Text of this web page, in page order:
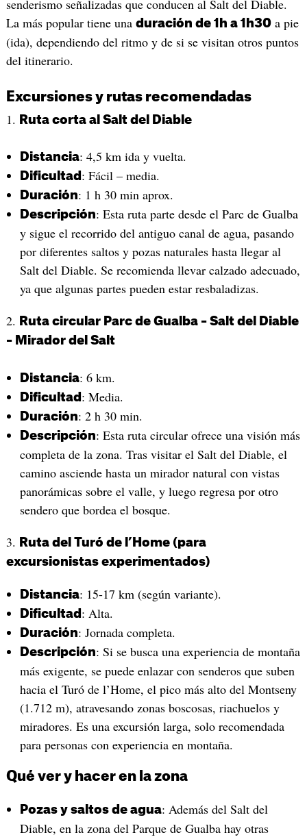
senderismo señalizadas que conducen al Salt del Diable.
La más popular tiene una duración de 1h a 1h30a pie
(ida), dependiendo del ritmo y de si se visitan otros puntos
del itinerario.
Excursiones y rutas recomendadas
1. Ruta corta al Salt del Diable
Distancia: 4,5 km ida y vuelta.
Dificultad : Fácil – media.
Duración: 1 h 30 min aprox.
Descripción: Esta ruta parte desde el Parc de Gualba
y sigue el recorrido del antiguo canal de agua, pasando
por diferentes saltos y pozas naturales hasta llegar al
Salt del Diable. Se recomienda llevar calzado adecuado,
ya que algunas partes pueden estar resbaladizas.
2.
Ruta circular Parc de Gualba – Salt del Diable
– Mirador del Salt
Distancia: 6 km.
Dificultad : Media.
Duración: 2 h 30 min.
Descripción: Esta ruta circular ofrece una visión más
completa de la zona. Tras visitar el Salt del Diable, el
camino asciende hasta un mirador natural con vistas
panorámicas sobre el valle, y luego regresa por otro
sendero que bordea el bosque.
3.
Ruta del Turó de l’Home (para
excursionistas experimentados)
Distancia: 15-17 km (según variante).
Dificultad : Alta.
Duración: Jornada completa.
Descripción: Si se busca una experiencia de montaña
más exigente, se puede enlazar con senderos que suben
hacia el Turó de l’Home, el pico más alto del Montseny
(1.712 m), atravesando zonas boscosas, riachuelos y
miradores. Es una excursión larga, solo recomendada
para personas con experiencia en montaña.
Qué ver y hacer en la zona
Pozas y saltos de agua: Además del Salt del
Diable, en la zona del Parque de Gualba hay otras